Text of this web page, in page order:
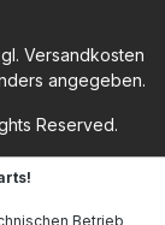
Versandkosten
angegeben.
Reserved.
Betrieb